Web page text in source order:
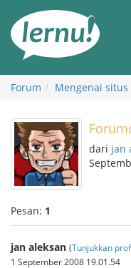
daftar
Forum Mengenai situs
dari jan
Pesan: 1
jan aleksan (Tunjukkan
1 September 2008 19.01.54